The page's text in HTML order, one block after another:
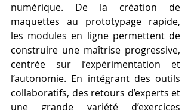
numérique. De la création de
maquettes au prototypage rapide,
les modules en ligne permettent de
construire une maîtrise progressive,
centrée sur l’expérimentation et
l’autonomie. En intégrant des outils
collaboratifs, des retours d’experts et
une grande variété d’exercices